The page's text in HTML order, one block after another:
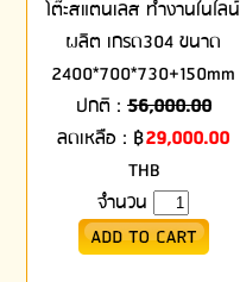
โต๊ะสแตนเลส ทำงานในไลน์
ผลิต เกรด304 ขนาด
2400*700*730+150mm
ปกติ : 56,000.00
ลดเหลือ : ฿29,000.00
THB
จำนวน